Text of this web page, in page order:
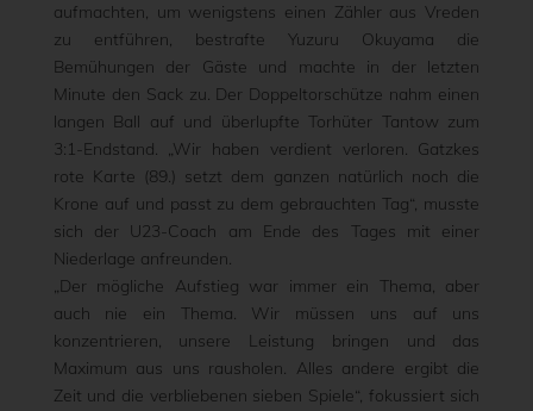
aufmachten, um wenigstens einen Zähler aus Vreden
zu entführen, bestrafte Yuzuru Okuyama die
Bemühungen der Gäste und machte in der letzten
Minute den Sack zu. Der Doppeltorschütze nahm einen
langen Ball auf und überlupfte Torhüter Tantow zum
3:1-Endstand. „Wir haben verdient verloren. Gatzkes
rote Karte (89.) setzt dem ganzen natürlich noch die
Krone auf und passt zu dem gebrauchten Tag“, musste
sich der U23-Coach am Ende des Tages mit einer
Niederlage anfreunden.
„Der mögliche Aufstieg war immer ein Thema, aber
auch nie ein Thema. Wir müssen uns auf uns
konzentrieren, unsere Leistung bringen und das
Maximum aus uns rausholen. Alles andere ergibt die
Zeit und die verbliebenen sieben Spiele“, fokussiert sich